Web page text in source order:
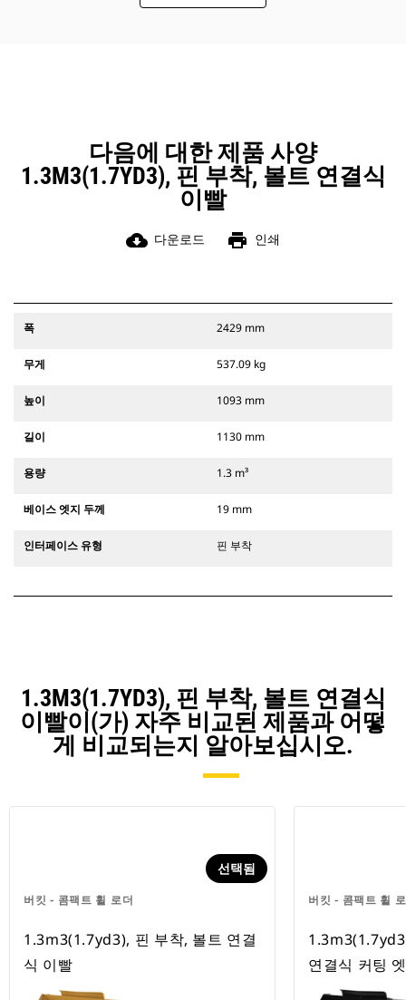
다음에 대한 제품 사양
1.3M3(1.7YD3), 핀 부착, 볼트 연결식
이빨
cloud_download 다운로드 print 인쇄
폭 2429 mm
무게 537.09 kg
높이 1093 mm
길이 1130 mm
용량 1.3 m³
베이스 엣지 두께 19 mm
인터페이스 유형 핀 부착
1.3M3(1.7YD3), 핀 부착, 볼트 연결식
이빨이(가) 자주 비교된 제품과 어떻
게 비교되는지 알아보십시오.
버킷 - 콤팩트 휠 로더
선택됨
1.3m3(1.7yd3), 핀 부착, 볼트 연결
식 이빨
버킷 - 콤팩트 휠
연결식 커팅